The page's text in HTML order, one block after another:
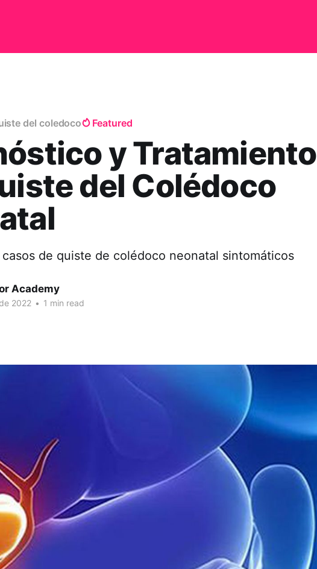
del coledoco Featured
y Tratamiento
del Colédoco
de quiste de colédoco neonatal sintomáticos
Academy
2022 • 1 min read